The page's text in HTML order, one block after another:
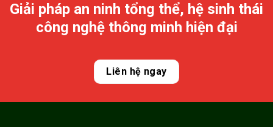
Giải pháp an ninh tổng thể, hệ sinh thái
công nghệ thông minh hiện đại
Liên hệ ngay